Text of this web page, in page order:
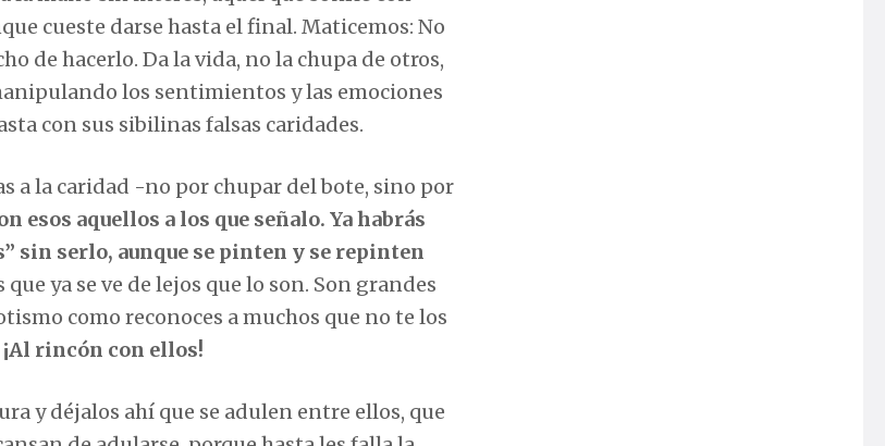
cueste darse hasta el final. Maticemos: No
de hacerlo. Da la vida, no la chupa de otros,
los sentimientos y las emociones
con sus sibilinas falsas caridades.
a la caridad -no por chupar del bote, sino por
esos aquellos a los que señalo. Ya habrás
sin serlo, aunque se pinten y se repinten
ya se ve de lejos que lo son. Son grandes
como reconoces a muchos que no te los
rincón con ellos!
y déjalos ahí que se adulen entre ellos, que